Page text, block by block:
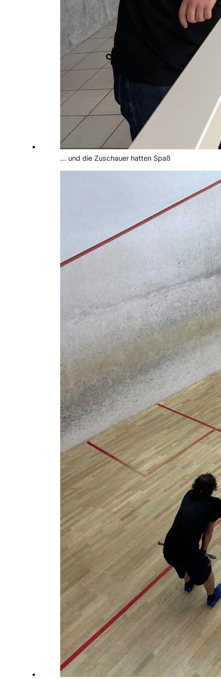
… und die Zuschauer hatten Spaß